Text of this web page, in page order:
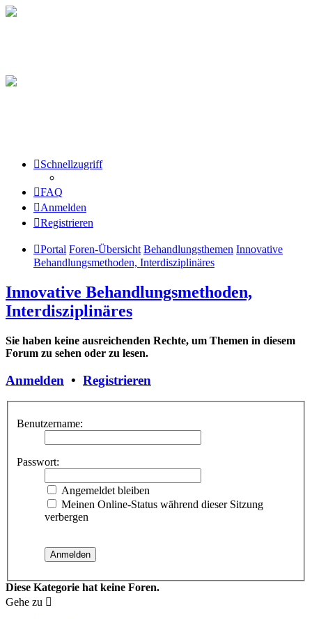
Schnellzugriff
FAQ
Anmelden
Registrieren
Portal Foren-Übersicht Behandlungsthemen Innovative
Behandlungsmethoden, Interdisziplinäres
Innovative Behandlungsmethoden,
Interdisziplinäres
Sie haben keine ausreichenden Rechte, um Themen in diesem
Forum zu sehen oder zu lesen.
Anmelden • Registrieren
Benutzername:
Passwort:
Angemeldet bleiben
Meinen Online-Status während dieser Sitzung
verbergen
Diese Kategorie hat keine Foren.
Gehe zu